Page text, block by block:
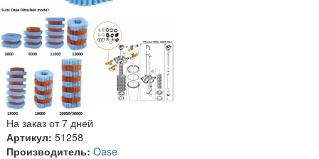
На заказ от 7 дней
Артикул: 51258
Производитель: Oase